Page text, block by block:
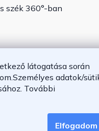
látogatása során
Személyes adatok/
További
Elfogadom
szék 360°-ban